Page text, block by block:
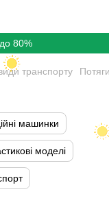
80%
транспорту
машинки
моделі